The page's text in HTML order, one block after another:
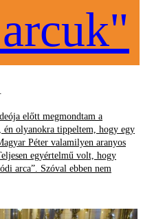
előtt megmondtam a
olyanokra tippeltem, hogy egy
Péter valamilyen aranyos
egyértelmű volt, hogy
arca”. Szóval ebben nem